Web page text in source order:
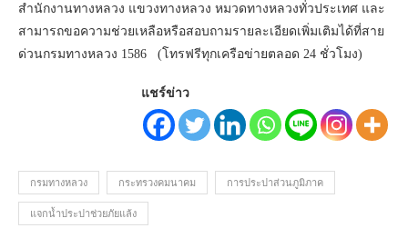
สำนักงานทางหลวง แขวงทางหลวง หมวดทางหลวงทั่วประเทศ และ
สามารถขอความช่วยเหลือหรือสอบถามรายละเอียดเพิ่มเติมได้ที่สาย
ด่วนกรมทางหลวง 1586 (โทรฟรีทุกเครือข่ายตลอด 24 ชั่วโมง)
แชร์ข่าว
กรมทางหลวง กระทรวงคมนาคม การประปาส่วนภูมิภาค
แจกน้ำประปาช่วยภัยแล้ง